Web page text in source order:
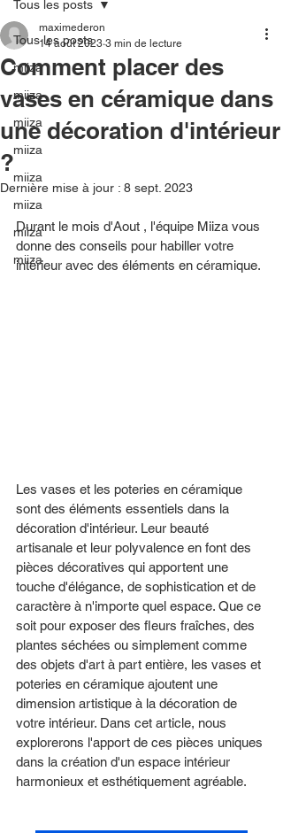
Tous les posts
miiza
miiza
miiza
miiza
miiza
miiza
miiza
miiza
Tous les posts
Comment placer des
vases en céramique dans
une décoration d'intérieur
?
maximederon
14 août 2023 3 min de lecture
Dernière mise à jour : 8 sept. 2023
Durant le mois d'Aout , l'équipe Miiza vous
donne des conseils pour habiller votre
intérieur avec des éléments en céramique.
Les vases et les poteries en céramique
sont des éléments essentiels dans la
décoration d'intérieur. Leur beauté
artisanale et leur polyvalence en font des
pièces décoratives qui apportent une
touche d'élégance, de sophistication et de
caractère à n'importe quel espace. Que ce
soit pour exposer des fleurs fraîches, des
plantes séchées ou simplement comme
des objets d'art à part entière, les vases et
poteries en céramique ajoutent une
dimension artistique à la décoration de
votre intérieur. Dans cet article, nous
explorerons l'apport de ces pièces uniques
dans la création d'un espace intérieur
harmonieux et esthétiquement agréable.